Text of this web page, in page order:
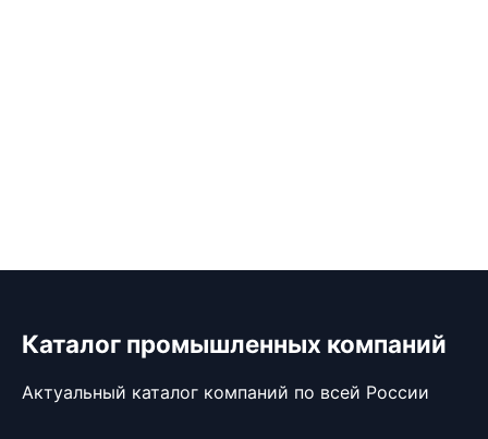
Каталог промышленных компаний
Актуальный каталог компаний по всей России